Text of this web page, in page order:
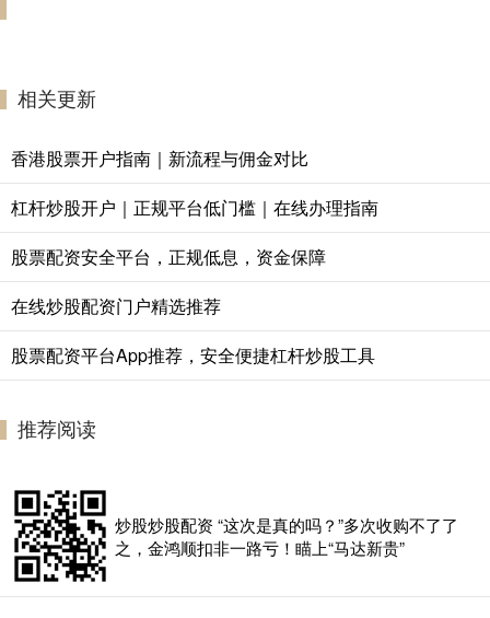
相关更新
香港股票开户指南｜新流程与佣金对比
杠杆炒股开户｜正规平台低门槛｜在线办理指南
股票配资安全平台，正规低息，资金保障
在线炒股配资门户精选推荐
股票配资平台App推荐，安全便捷杠杆炒股工具
推荐阅读
炒股炒股配资 “这次是真的吗？”多次收购不了了
之，金鸿顺扣非一路亏！瞄上“马达新贵”